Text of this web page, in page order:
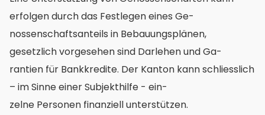
erfolgen durch das Festlegen eines Ge-
nossenschaftsanteils in Bebauungsplänen,
gesetzlich vorgesehen sind Darlehen und Ga-
rantien für Bankkredite. Der Kanton kann schliesslich
– im Sinne einer Subjekthilfe - ein-
zelne Personen finanziell unterstützen.